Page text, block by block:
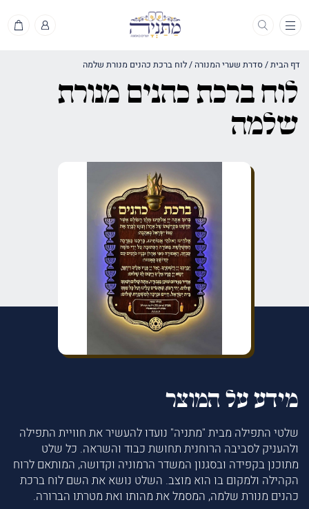
תפריט
דף הבית/סדרת שערי המנורה /לוח ברכת כהנים מנורת שלמה
לוח ברכת כהנים מנורת
שלמה
מידע על המוצר
שלטי התפילה מבית "מתניה" נועדו להעשיר את חוויית התפילה
ולהעניק לסביבה הרוחנית תחושת כבוד והשראה. כל שלט
מתוכנן בקפידה ובסגנון המשדר הרמוניה וקדושה, המותאם לרוח
הקהילה ולמקום בו הוא מוצב. השלט נושא את השם לוח ברכת
כהנים מנורת שלמה, המסמל את מהותו ואת מטרתו הברורה.